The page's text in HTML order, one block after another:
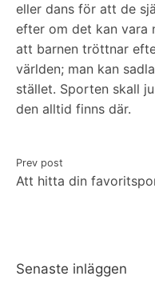
eller dans för att de
efter om det kan vara
att barnen tröttnar
världen; man kan
stället. Sporten skall
den alltid finns där.
Prev post
Att hitta din
Senaste inläggen